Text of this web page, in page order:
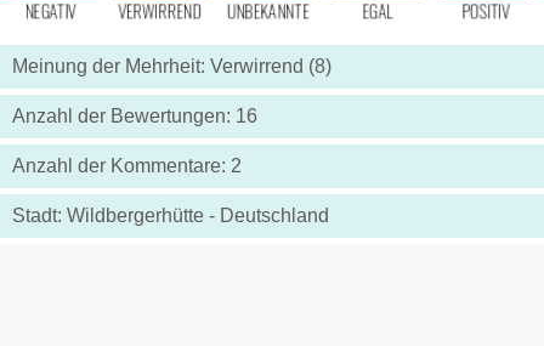
Meinung der Mehrheit: Verwirrend (8)
Anzahl der Bewertungen: 16
Anzahl der Kommentare: 2
Stadt: Wildbergerhütte - Deutschland